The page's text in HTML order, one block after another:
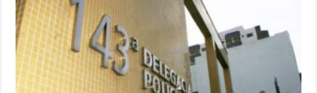
adolescente
é
preso
em
distrito
de
Itaperuna